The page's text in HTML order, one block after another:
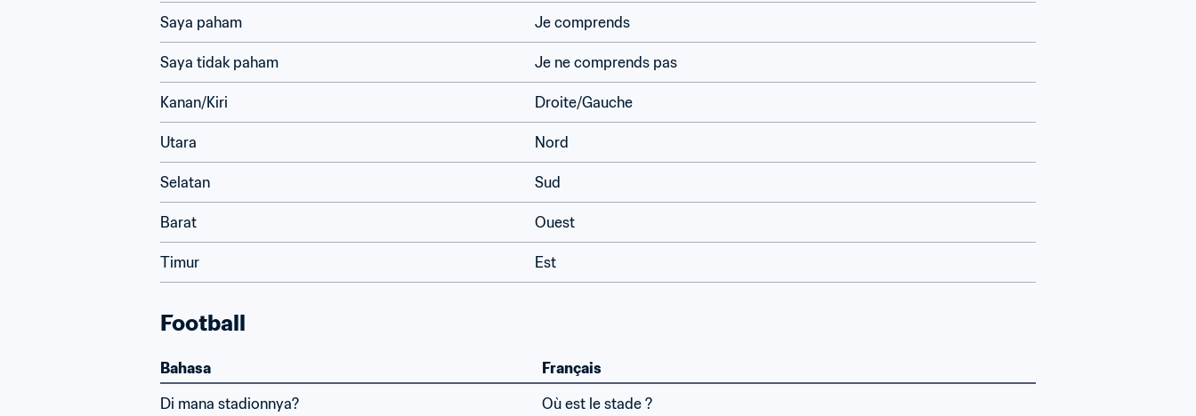
Saya paham Je comprends
Saya tidak paham Je ne comprends pas
Kanan/Kiri Droite/Gauche
Utara Nord
Selatan Sud
Barat Ouest
Timur Est
Football
Bahasa
Français
Di mana stadionnya?
Où est le stade ?